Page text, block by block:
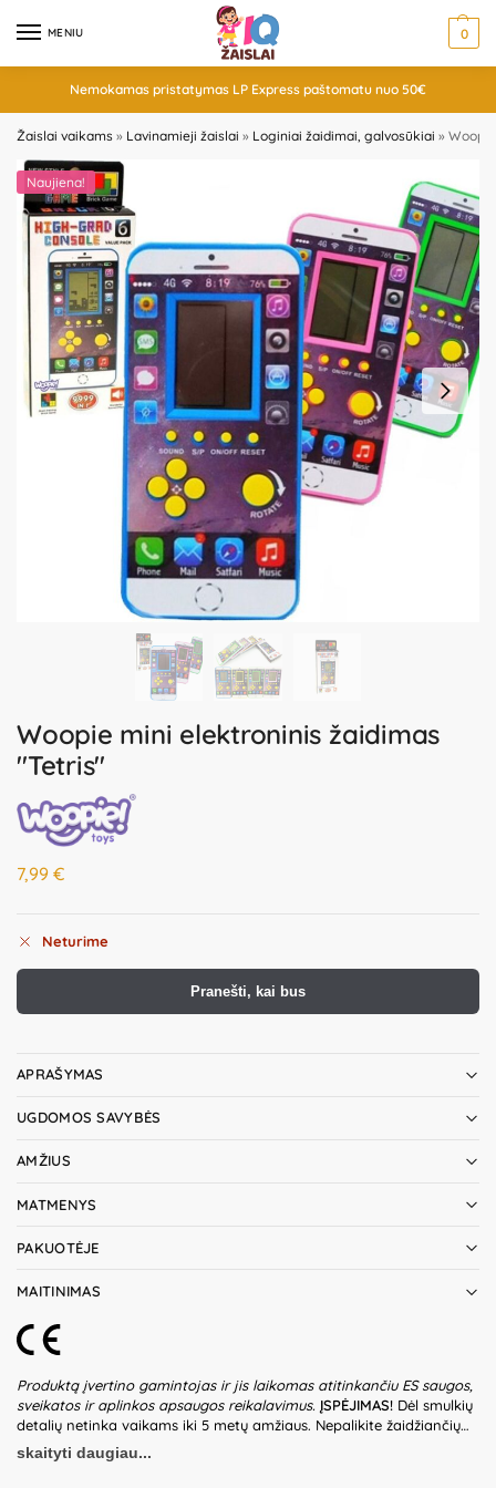
MENIU 0
Nemokamas pristatymas LP Express paštomatu nuo 50€
Žaislai vaikams » Lavinamieji žaislai » Loginiai žaidimai, galvosūkiai »
Naujiena!
Woopie mini elektroninis žaidimas
"Tetris"
7,99 €
Neturime
Pranešti, kai bus
APRAŠYMAS
UGDOMOS SAVYBĖS
AMŽIUS
MATMENYS
PAKUOTĖJE
MAITINIMAS
Produktą įvertino gamintojas ir jis laikomas atitinkančiu ES saugos,
sveikatos ir aplinkos apsaugos reikalavimus. ĮSPĖJIMAS! Dėl smulkių
detalių netinka vaikams iki 5 metų amžiaus. Nepalikite žaidžiančių
vaikų be suaugusiųjų priežiūros. Prieš naudodami žaislą patikrinkite
žaislo ir jo detalių būklę. Nenaudokite žaislo, jeigu kuri nors iš dalių
skaityti daugiau...